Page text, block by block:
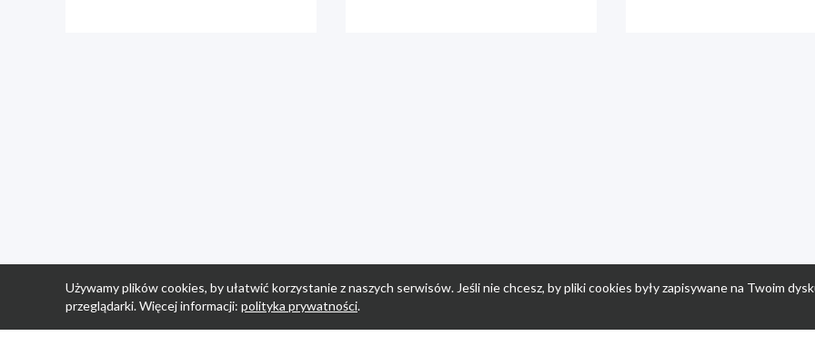
Używamy plików cookies, by ułatwić korzystanie z naszych serwisów. Jeśli nie chcesz, by pliki cookies były zapisywane na Twoim
przeglądarki. Więcej informacji: polityka prywatności.